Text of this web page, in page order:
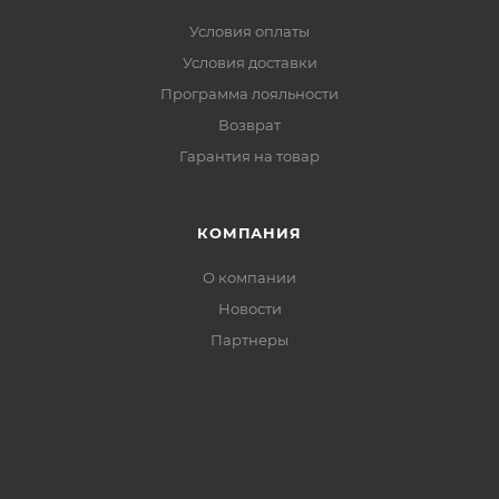
Условия оплаты
Условия доставки
Программа лояльности
Возврат
Гарантия на товар
КОМПАНИЯ
О компании
Новости
Партнеры